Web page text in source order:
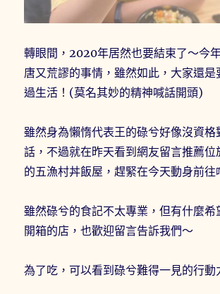
轉眼間，2020年居然也要結束了～今
唐又荒謬的事情，雖然如此，大家還是
過生活！(莫名其妙的精神喊話開頭)
雖然身為懶惰代表王的碌兮好像沒資格
話，不過就在昨天看到網友留言推薦位
的五漁村丼飯屋，趕緊在今天動身前往
雖然碌兮的食記不太專業，但有什麼
開箱的店，也歡迎留言告訴我們～
為了吃，可以看到碌兮難得一見的行